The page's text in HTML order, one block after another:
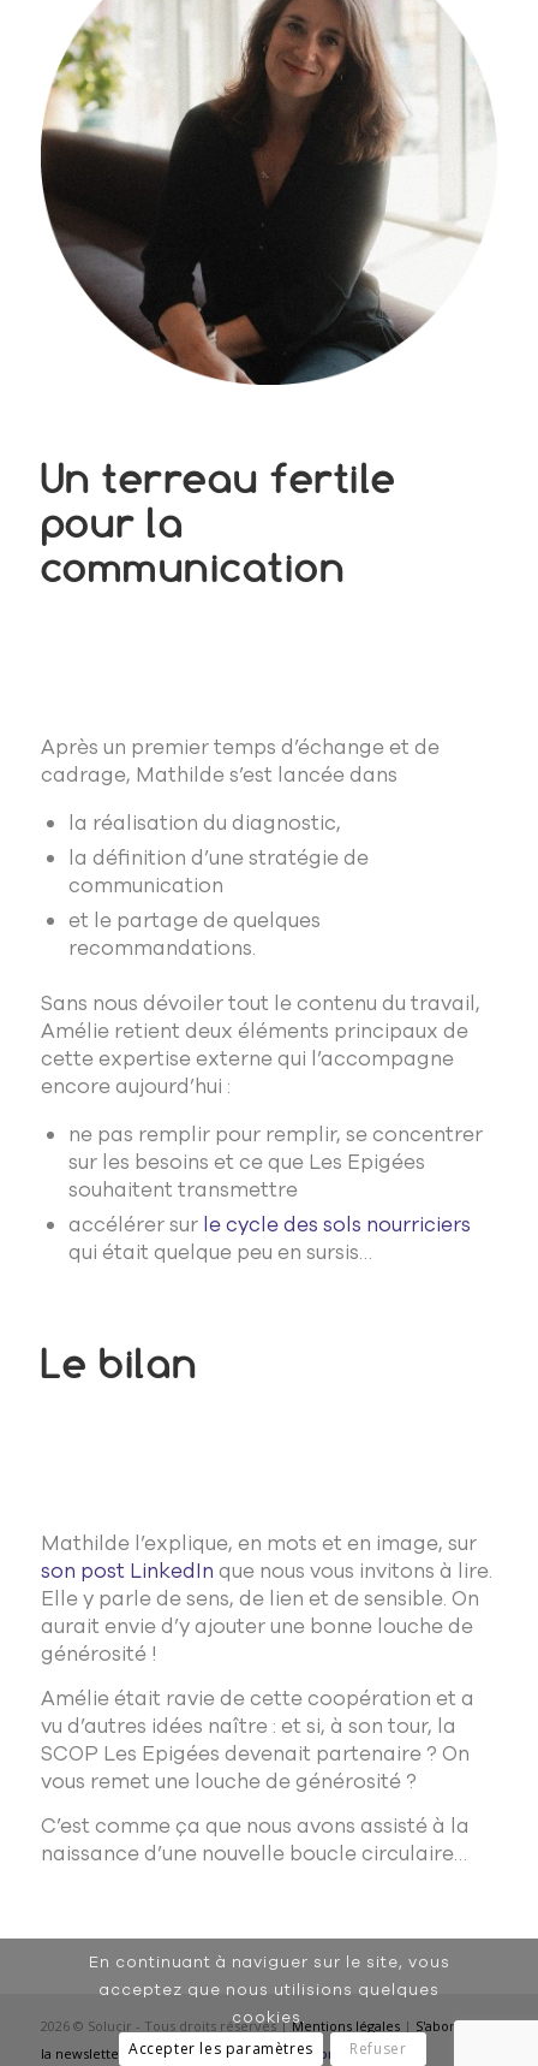
Un terreau fertile
pour la
communication
Après un premier temps d’échange et de
cadrage, Mathilde s’est lancée dans
la réalisation du diagnostic,
la définition d’une stratégie de
communication
et le partage de quelques
recommandations.
Sans nous dévoiler tout le contenu du travail,
Amélie retient deux éléments principaux de
cette expertise externe qui l’accompagne
encore aujourd’hui :
ne pas remplir pour remplir, se concentrer
sur les besoins et ce que Les Epigées
souhaitent transmettre
accélérer sur le cycle des sols nourriciers
qui était quelque peu en sursis…
Le bilan
Mathilde l’explique, en mots et en image, sur
son post LinkedIn que nous vous invitons à lire.
Elle y parle de sens, de lien et de sensible. On
aurait envie d’y ajouter une bonne louche de
générosité !
Amélie était ravie de cette coopération et a
vu d’autres idées naître : et si, à son tour, la
SCOP Les Epigées devenait partenaire ? On
vous remet une louche de générosité ?
C’est comme ça que nous avons assisté à la
naissance d’une nouvelle boucle circulaire…
2026 © Solucir - Tous droits réservés | Mentions légales| S'abonner à
la newsletter |Rencontrer SoluCir|Création
En continuant à naviguer sur le site, vous
acceptez que nous utilisions quelques
cookies.
Accepter les paramètres Refuser